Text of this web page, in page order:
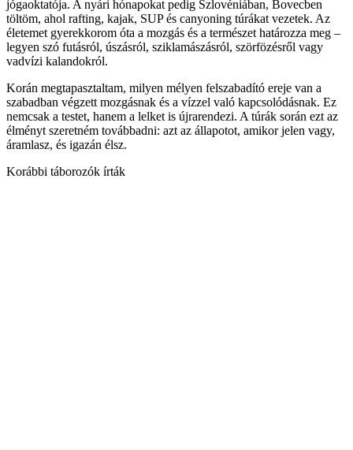
jógaoktatója. A nyári hónapokat pedig Szlovéniában, Bovecben
töltöm, ahol rafting, kajak, SUP és canyoning túrákat vezetek. Az
életemet gyerekkorom óta a mozgás és a természet határozza meg –
legyen szó futásról, úszásról, sziklamászásról, szörfözésről vagy
vadvízi kalandokról.
Korán megtapasztaltam, milyen mélyen felszabadító ereje van a
szabadban végzett mozgásnak és a vízzel való kapcsolódásnak. Ez
nemcsak a testet, hanem a lelket is újrarendezi. A túrák során ezt az
élményt szeretném továbbadni: azt az állapotot, amikor jelen vagy,
áramlasz, és igazán élsz.
Korábbi táborozók írták